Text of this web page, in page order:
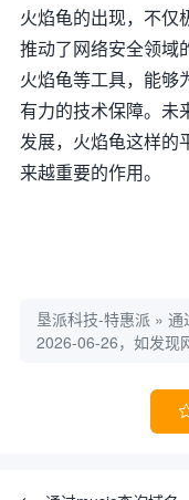
火焰龟的出现，不仅
推动了网络安全领域
火焰龟等工具，能够
有力的技术保障。未
发展，火焰龟这样的
来越重要的作用。
垦派科技-特惠派 » 通
2026-06-26，如发现